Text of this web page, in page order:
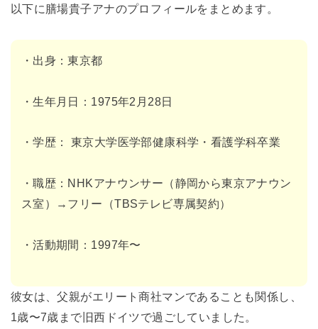
以下に膳場貴子アナのプロフィールをまとめます。
・出身：東京都
・生年月日：1975年2月28日
・学歴： 東京大学医学部健康科学・看護学科卒業
・職歴：NHKアナウンサー（静岡から東京アナウン
ス室）→フリー（TBSテレビ専属契約）
・活動期間：1997年〜
彼女は、父親がエリート商社マンであることも関係し、
1歳〜7歳まで旧西ドイツで過ごしていました。